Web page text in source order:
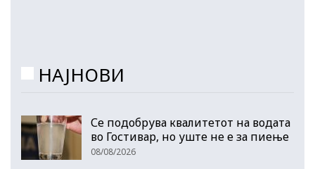
НАЈНОВИ
Се подобрува квалитетот на водата
во Гостивар, но уште не е за пиење
08/08/2026